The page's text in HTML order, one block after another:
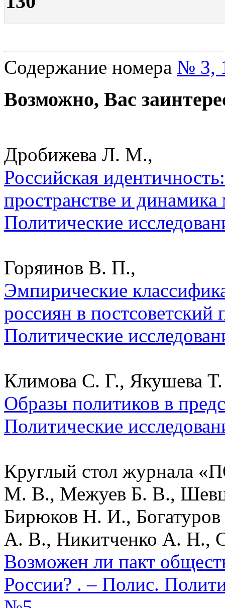
Содержание номера № 3,
Возможно, Вас
Дробижева Л. М.,
Российская
пространстве и
Политические
Горяинов В. П.,
Эмпирические
россиян в
Политические
Климова С. Г., Якушева
Образы политиков в
Политические
Круглый стол журнала
М. В., Межуев Б. В.,
Бирюков Н. И.,
А. В., Никитченко А. Н.,
Возможен ли пакт
России? . – Полис.